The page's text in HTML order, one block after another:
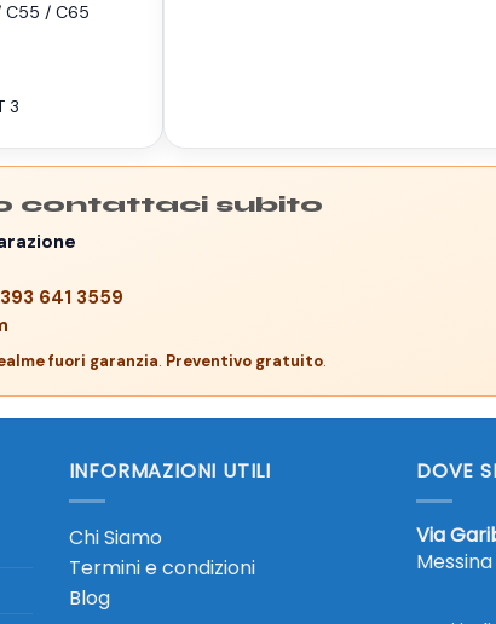
C55 / C65
3
contattaci subito
393 641 3559
fuori garanzia. Preventivo gratuito.
INFORMAZIONI UTILI
Chi Siamo
Termini e condizioni
Blog
DOVE
Via
Messina